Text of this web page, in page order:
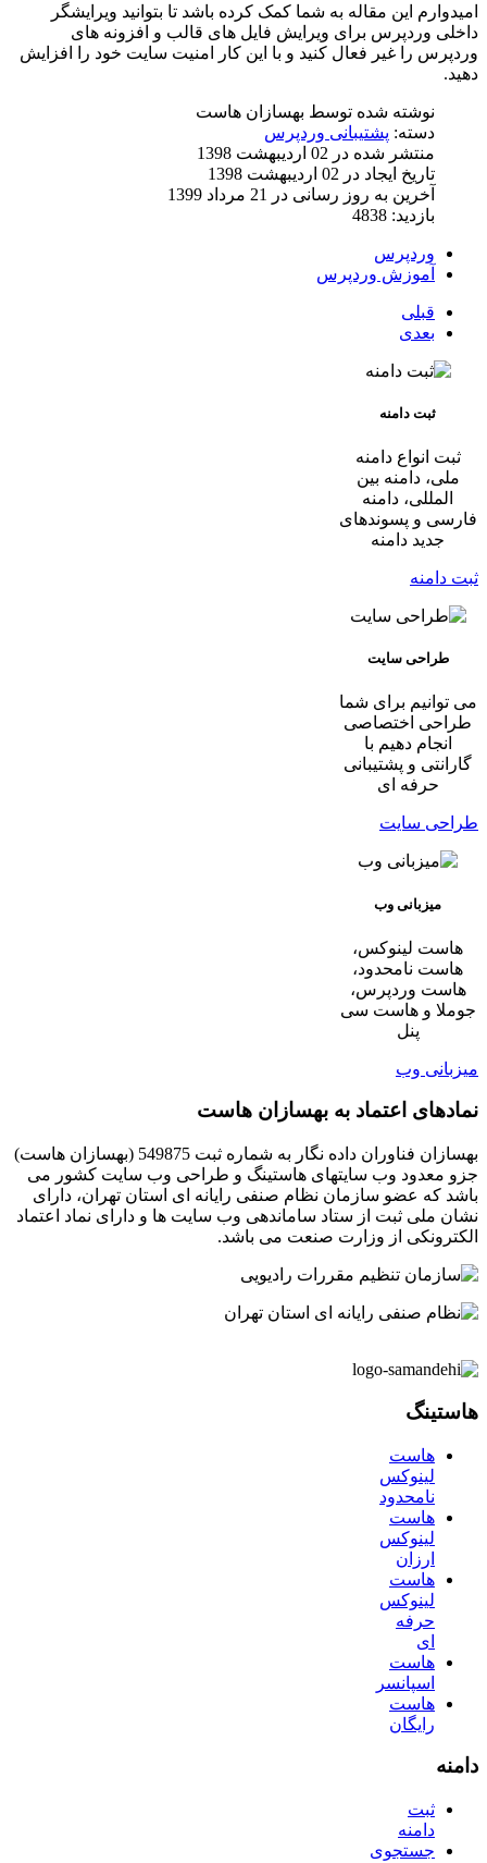
امیدوارم این مقاله به شما کمک کرده باشد تا بتوانید ویرایشگر
داخلی وردپرس برای ویرایش فایل های قالب و افزونه های
وردپرس را غیر فعال کنید و با این کار امنیت سایت خود را افزایش
دهید.
نوشته شده توسط بهسازان هاست
دسته: پشتیبانی وردپرس
منتشر شده در 02 ارديبهشت 1398
تاریخ ایجاد در 02 ارديبهشت 1398
آخرین به روز رسانی در 21 مرداد 1399
بازدید: 4838
وردپرس
آموزش وردپرس
قبلی
بعدی
ثبت دامنه
ثبت انواع دامنه
ملی، دامنه بین
المللی، دامنه
فارسی و پسوندهای
جدید دامنه
ثبت دامنه
طراحی سایت
می توانیم برای شما
طراحی اختصاصی
انجام دهیم با
گارانتی و پشتیبانی
حرفه ای
طراحی سایت
میزبانی وب
هاست لینوکس،
هاست نامحدود،
هاست وردپرس،
جوملا و هاست سی
پنل
میزبانی وب
نمادهای اعتماد به بهسازان هاست
بهسازان فناوران داده نگار به شماره ثبت 549875 (بهسازان هاست)
جزو معدود وب سایتهای هاستینگ و طراحی وب سایت کشور می
باشد که عضو سازمان نظام صنفی رایانه ای استان تهران، دارای
نشان ملی ثبت از ستاد ساماندهی وب سایت ها و دارای نماد اعتماد
الکترونکی از وزارت صنعت می باشد.
هاستینگ
هاست
لینوکس
نامحدود
هاست
لینوکس
ارزان
هاست
لینوکس
حرفه
ای
هاست
اسپانسر
هاست
رایگان
دامنه
ثبت
دامنه
جستجوی